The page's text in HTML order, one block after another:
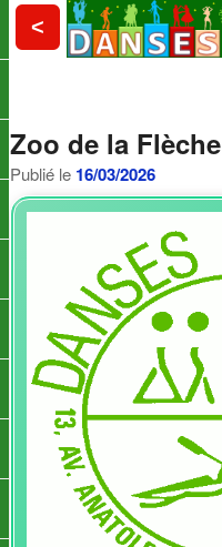
Aller
contenu
Choisy le Roi
<
Zoo de la Flèche
Publié le 16/03/2026